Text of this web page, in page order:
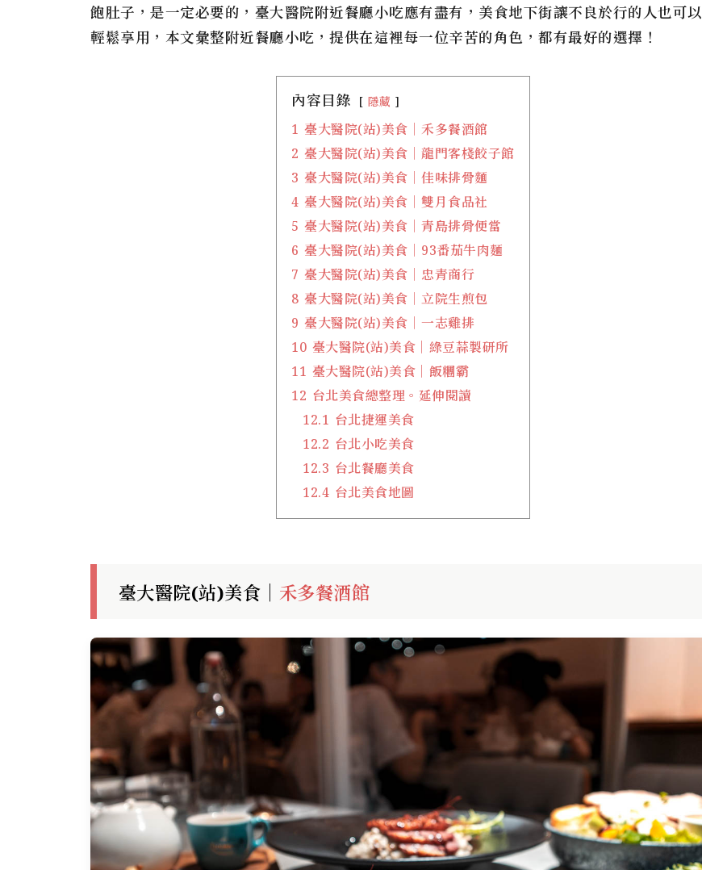
飽肚子，是一定必要的，臺大醫院附近餐廳小吃應有盡有，美食地下街讓不良於行的人也可以
輕鬆享用，本文彙整附近餐廳小吃，提供在這裡每一位辛苦的角色，都有最好的選擇！
內容目錄 隱藏
1 臺大醫院(站)美食｜禾多餐酒館
2 臺大醫院(站)美食｜龍門客棧餃子館
3 臺大醫院(站)美食｜佳味排骨麵
4 臺大醫院(站)美食｜雙月食品社
5 臺大醫院(站)美食｜青島排骨便當
6 臺大醫院(站)美食｜93番茄牛肉麵
7 臺大醫院(站)美食｜忠青商行
8 臺大醫院(站)美食｜立院生煎包
9 臺大醫院(站)美食｜一志雞排
10 臺大醫院(站)美食｜綠豆蒜製研所
11 臺大醫院(站)美食｜飯糰霸
12 台北美食總整理。延伸閱讀
12.1 台北捷運美食
12.2 台北小吃美食
12.3 台北餐廳美食
12.4 台北美食地圖
臺大醫院(站)美食｜ 禾多餐酒館